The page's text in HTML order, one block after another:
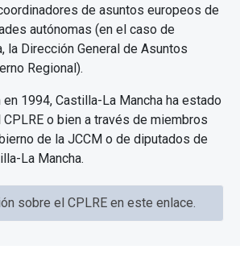
de asuntos europeos de
autónomas (en el caso de
la Dirección General de Asuntos
Regional).
1994, Castilla-La Mancha ha estado
o bien a través de miembros
de la JCCM o de diputados de
La Mancha.
sobre el CPLRE en este enlace.